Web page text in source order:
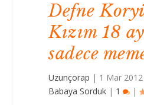
Defne
Kızım 18
sadece
Uzunçorap | 1 Mar 2012
Babaya Sorduk | 1 |